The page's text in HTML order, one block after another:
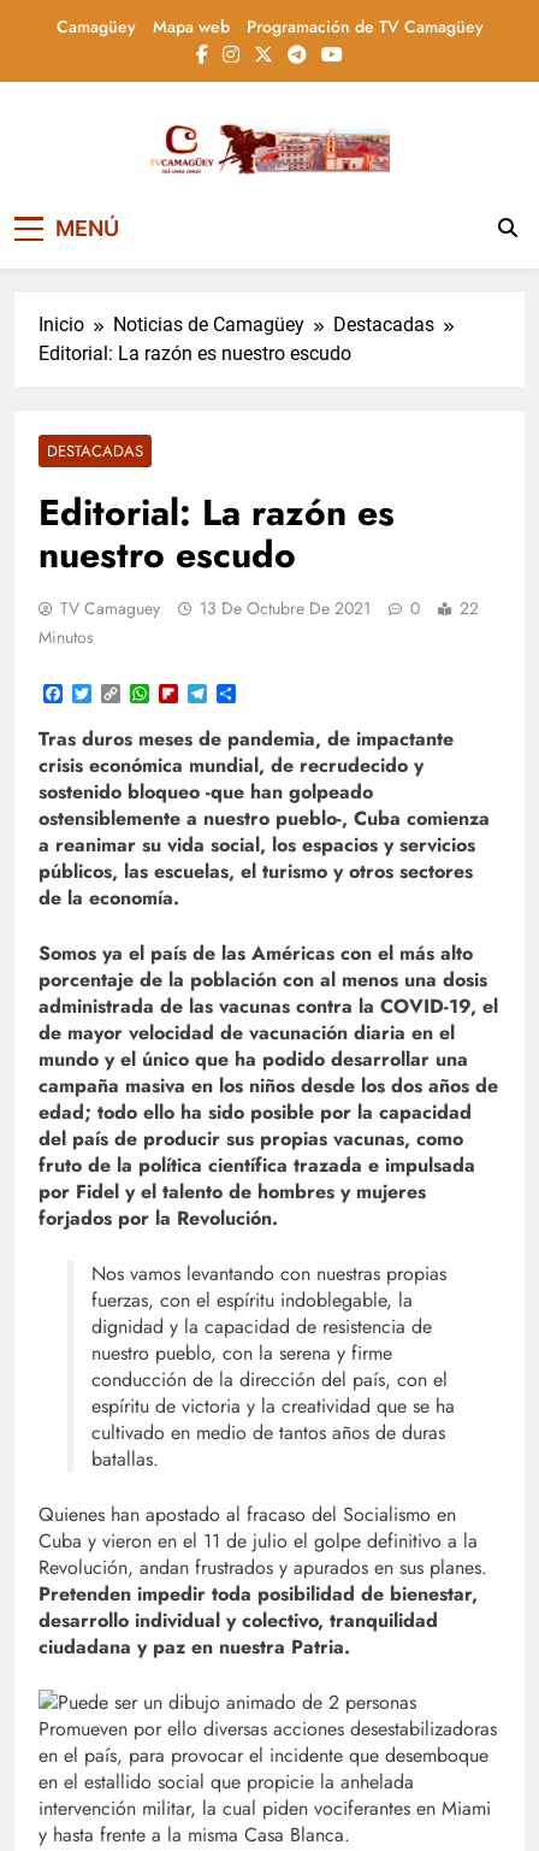
Camagüey Mapa web Programación de TV Camagüey
Televisión Camagüey,
Cuba
informa, educa y entretiene con contenidos
la actualidad nacional
MENÚ
Inicio Noticias de Camagüey
Destacadas
Editorial: La razón es nuestro escudo
DESTACADAS
Editorial: La razón es
nuestro escudo
TV Camaguey 13 De Octubre De 2021 0
22
Minutos
Facebook
TwitterCopy
Link
WhatsApp
FlipboardTelegram
Tras duros meses de pandemia, de impactante
crisis económica mundial, de recrudecido y
sostenido bloqueo -que han golpeado
ostensiblemente a nuestro pueblo-, Cuba comienza
a reanimar su vida social, los espacios y servicios
públicos, las escuelas, el turismo y otros sectores
de la economía.
Somos ya el país de las Américas con el más alto
porcentaje de la población con al menos una dosis
administrada de las vacunas contra la COVID-19, el
de mayor velocidad de vacunación diaria en el
mundo y el único que ha podido desarrollar una
campaña masiva en los niños desde los dos años de
edad; todo ello ha sido posible por la capacidad
del país de producir sus propias vacunas, como
fruto de la política científica trazada e impulsada
por Fidel y el talento de hombres y mujeres
forjados por la Revolución.
Nos vamos levantando con nuestras propias
fuerzas, con el espíritu indoblegable, la
dignidad y la capacidad de resistencia de
nuestro pueblo, con la serena y firme
conducción de la dirección del país, con el
espíritu de victoria y la creatividad que se ha
cultivado en medio de tantos años de duras
batallas.
Quienes han apostado al fracaso del Socialismo en
Cuba y vieron en el 11 de julio el golpe definitivo a la
Revolución, andan frustrados y apurados en sus planes.
Pretenden impedir toda posibilidad de bienestar,
desarrollo individual y colectivo, tranquilidad
ciudadana y paz en nuestra Patria.
Promueven por ello diversas acciones desestabilizadoras
en el país, para provocar el incidente que desemboque
en el estallido social que propicie la anhelada
intervención militar, la cual piden vociferantes en Miami
y hasta frente a la misma Casa Blanca.